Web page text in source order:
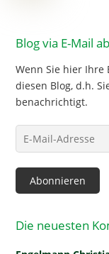
Blog via E-Mail
Wenn Sie hier Ihre
diesen Blog, d.h.
benachrichtigt.
E-
Mail-
Adresse
Abonnieren
Die neuesten